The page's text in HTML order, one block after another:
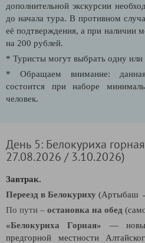
дополнительной экскурсии
до начала тура. В противном
её подтверждения, а при наличии
на 200 рублей.
* Туристы могут выбрать одну или
* Обращаем внимание: данная
состоится при наборе
человек.
День 5: Белокуриха
27.08.2026 / 3.10.2026)
Завтрак.
Переезд в Белокуриху (Артыбаш
По пути – остановка на обед
«Белокуриха Горная» —
предгорной местности